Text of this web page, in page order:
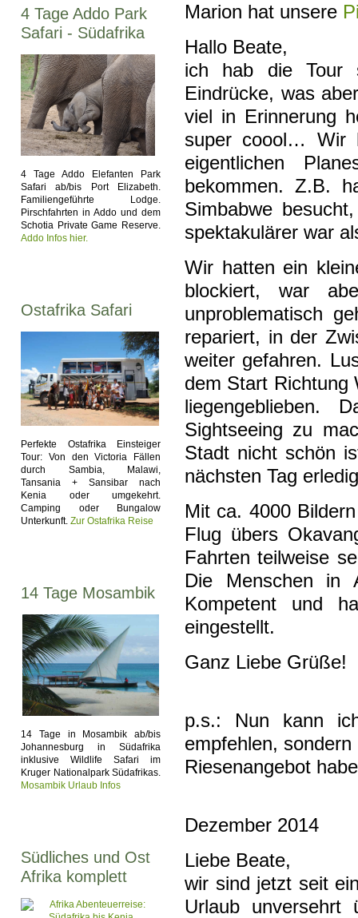
4 Tage Addo Park
Safari - Südafrika
4 Tage Addo Elefanten Park
Safari ab/bis Port Elizabeth.
Familiengeführte Lodge.
Pirschfahrten in Addo und dem
Schotia Private Game Reserve.
Addo Infos hier.
Ostafrika Safari
Perfekte Ostafrika Einsteiger
Tour: Von den Victoria Fällen
durch Sambia, Malawi,
Tansania + Sansibar nach
Kenia oder umgekehrt.
Camping oder Bungalow
Unterkunft. Zur Ostafrika Reise
14 Tage Mosambik
14 Tage in Mosambik ab/bis
Johannesburg in Südafrika
inklusive Wildlife Safari im
Kruger Nationalpark Südafrikas.
Mosambik Urlaub Infos
Südliches und Ost
Afrika komplett
Marion hat unsere
Hallo Beate,
ich hab die Tour
Eindrücke, was
viel in Erinnerung
super coool… Wir
eigentlichen
bekommen. Z.B.
Simbabwe
spektakulärer war
Wir hatten ein
blockiert, war
unproblematisch
repariert, in der
weiter gefahren.
dem Start Richtung
liegengeblieben.
Sightseeing zu
Stadt nicht schön
nächsten Tag
Mit ca. 4000
Flug übers
Fahrten teilweise
Die Menschen in
Kompetent und
eingestellt.
Ganz Liebe Grüße!
p.s.: Nun kann
empfehlen,
Riesenangebot
Dezember 2014
Liebe Beate,
wir sind jetzt seit
Urlaub unversehrt